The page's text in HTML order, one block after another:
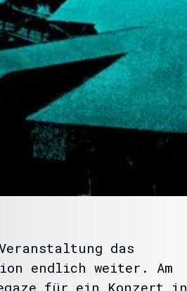
das
endlich weiter. Am
für ein Konzert in